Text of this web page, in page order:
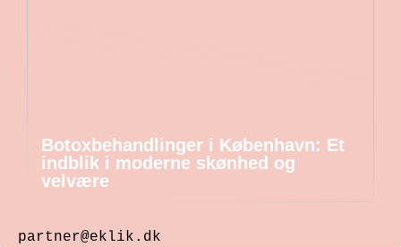
Botoxbehandlinger i København: Et
indblik i moderne skønhed og
velvære
partner@eklik.dk